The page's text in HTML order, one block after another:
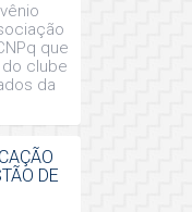
que
clube
da
DE